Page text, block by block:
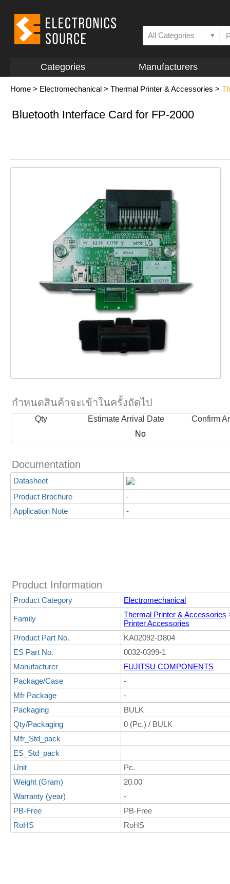
All Categories ▼
Categories Manufacturers
Home > Electromechanical > Thermal Printer & Accessories >
Bluetooth Interface Card for FP-2000
กำหนดสินค้าจะเข้าในครั้งถัดไป
Qty Estimate Arrival Date
Confirm
No
Documentation
Datasheet
Product Brochure
-
Application Note
-
Product Information
Product Category Electromechanical
Family Thermal Printer & Accessories
Printer Accessories
Product Part No.
KA02092-D804
ES Part No.
0032-0399-1
Manufacturer
FUJITSU COMPONENTS
Package/Case
-
Mfr Package
-
Packaging
BULK
Qty/Packaging
0 (Pc.) / BULK
Mfr_Std_pack
ES_Std_pack
Unit
Pc.
Weight (Gram)
20.00
Warranty (year)
-
PB-Free
PB-Free
RoHS
RoHS